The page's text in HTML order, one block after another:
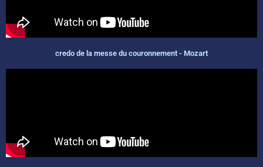
credo de la messe du couronnement - Mozart